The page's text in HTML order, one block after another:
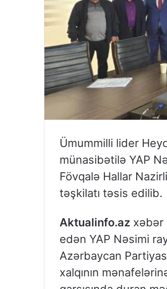
Ümummilli lider
münasibətilə YAP
Fövqalə Hallar
təşkilatı təsis edilib.
Aktualinfo.az xəbər
edən YAP Nəsimi
Azərbaycan
xalqının